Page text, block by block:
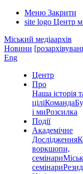
Меню Закрити
site logo Центр
Міський медіаархів
Новини
Eng
Центр
Про
Наша історія
ціліКоманда
і миРозсилка
Події
Академічне
Дослідження
воркшопи,
семінари
семінари